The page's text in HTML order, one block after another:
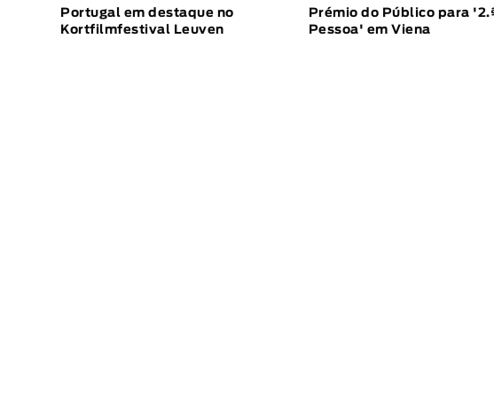
Portugal em destaque no
Kortfilmfestival Leuven
Prémio do Público para
Pessoa' em Viena